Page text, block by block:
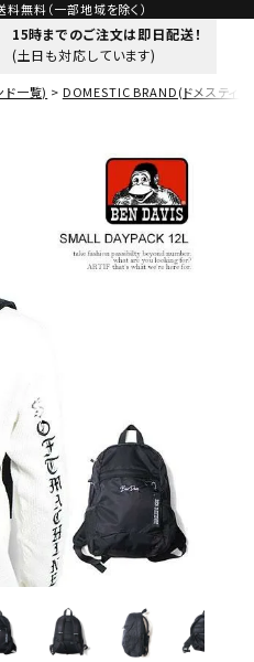
無料（一部地域を除く）
15時までのご注文は即日配送！
(土日も対応しています)
ド一覧) DOMESTIC BRAND(ドメスティッ